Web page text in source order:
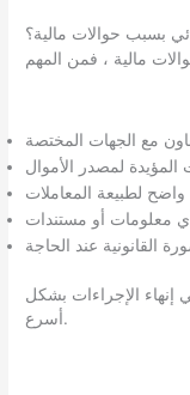
بسبب حوالات مالية؟
الإجراءات بشكل
أسرع.